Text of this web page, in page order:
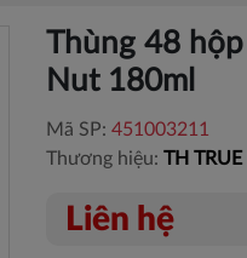
Thùng 48 hộp
Nut 180ml
Mã SP:451003211
Thương hiệu:TH
Liên hệ